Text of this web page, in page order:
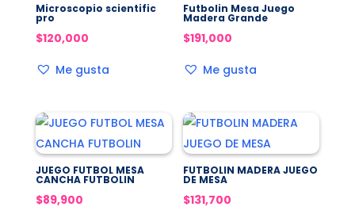
Microscopio scientific
pro
$120,000
Me gusta
Futbolin Mesa Juego
Madera Grande
$191,000
Me gusta
JUEGO FUTBOL MESA
CANCHA FUTBOLIN
$89,900
FUTBOLIN MADERA JUEGO
DE MESA
$131,700